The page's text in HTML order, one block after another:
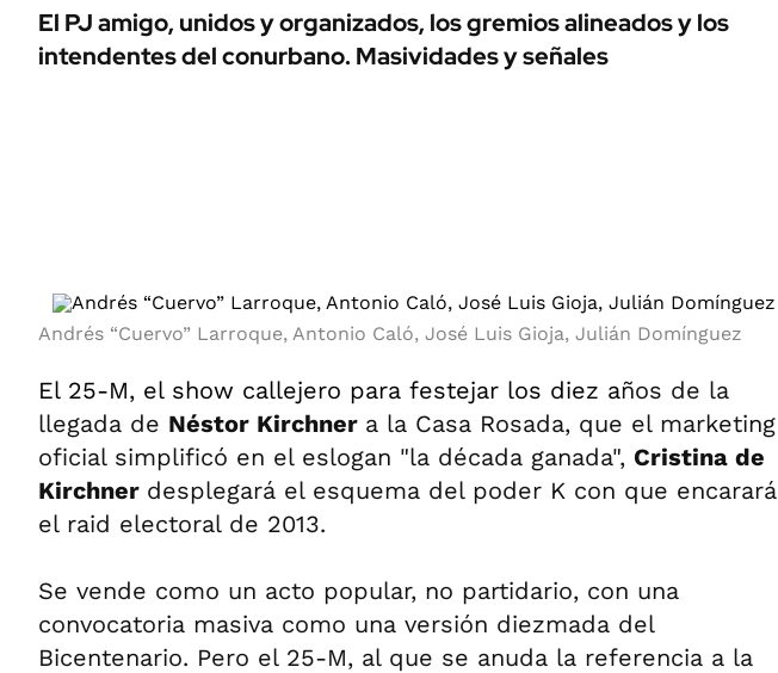
ÁMBITO DEBATE
MEDIAKIT AMBITO DEBATE
LIFESTYLE
El PJ amigo, unidos y organizados, los gremios alineados y los
intendentes del conurbano. Masividades y señales
Andrés “Cuervo” Larroque, Antonio Caló, José Luis Gioja, Julián Domínguez
El 25-M, el show callejero para festejar los diez años de la
llegada de Néstor Kirchner a la Casa Rosada, que el marketing
oficial simplificó en el eslogan "la década ganada", Cristina de
Kirchner desplegará el esquema del poder K con que encarará
el raid electoral de 2013.
Se vende como un acto popular, no partidario, con una
convocatoria masiva como una versión diezmada del
Bicentenario. Pero el 25-M, al que se anuda la referencia a la